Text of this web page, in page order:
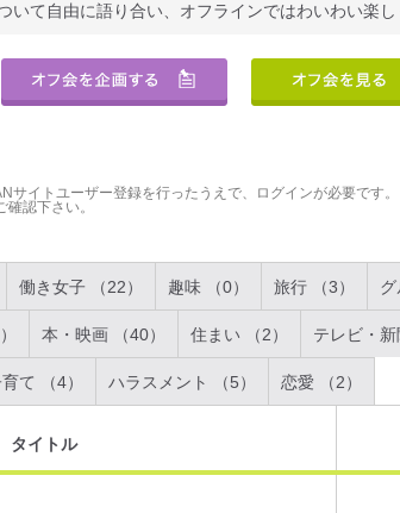
いて自由に語り合い、オフラインではわいわい楽し
サイトユーザー登録を行ったうえで、ログインが必要です。
確認下さい。
働き女子 （22） 趣味 （0） 旅行 （3） グ
本・映画 （40） 住まい （2） テレビ・新
て （4） ハラスメント （5） 恋愛 （2）
タイトル